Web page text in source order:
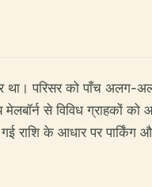
परिसर को पाँच अलग-
मेलबॉर्न से विविध ग्राहकों
राशि के आधार पर